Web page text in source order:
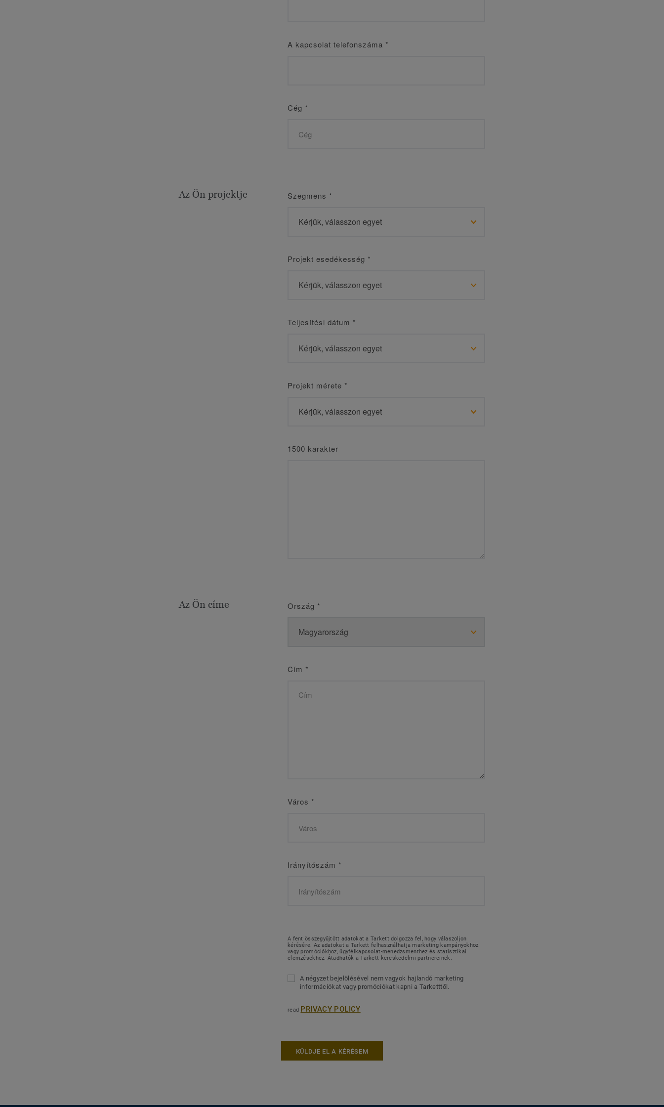
A kapcsolat telefonszáma *
Cég *
Az Ön projektje Szegmens *
Projekt esedékesség *
Teljesítési dátum *
Projekt mérete *
1500 karakter
Az Ön címe Ország *
Cím *
Város *
Irányítószám *
A fent összegyűjtött adatokat a Tarkett dolgozza fel, hogy válaszoljon
kérésére. Az adatokat a Tarkett felhasználhatja marketing kampányokhoz
vagy promóciókhoz, ügyfélkapcsolat-menedzsmenthez és statisztikai
elemzésekhez. Átadhatók a Tarkett kereskedelmi partnereinek.
A négyzet bejelölésével nem vagyok hajlandó marketing
információkat vagy promóciókat kapni a Tarketttől.
read PRIVACY POLICY
KÜLDJE EL A KÉRÉSEM